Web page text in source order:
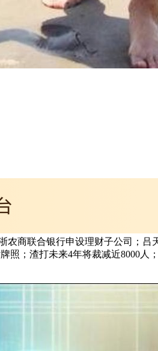
商联合银行申设理财子公司；
；渣打未来4年将裁减近8000人